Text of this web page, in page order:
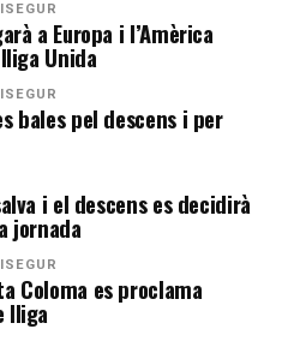
a Europa i l’Amèrica
Unida
bales pel descens i per
i el descens es decidirà
jornada
Coloma es proclama
lliga